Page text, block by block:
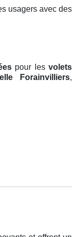
usagers avec des
pour lesvolets
Forainvilliers,